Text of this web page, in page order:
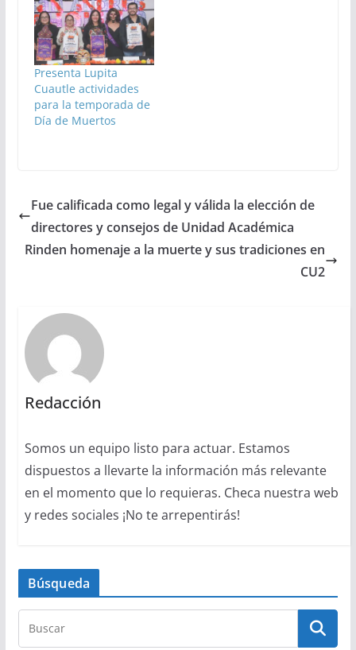
Presenta Lupita
Cuautle actividades
para la temporada de
Día de Muertos
Fue calificada como legal y válida la elección de
directores y consejos de Unidad Académica
Rinden homenaje a la muerte y sus tradiciones en
CU2
Redacción
Somos un equipo listo para actuar. Estamos
dispuestos a llevarte la información más relevante
en el momento que lo requieras. Checa nuestra web
y redes sociales ¡No te arrepentirás!
Búsqueda